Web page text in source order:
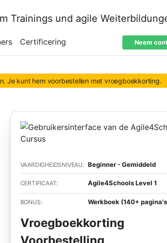
Certificering Neem
Je kunt hem voorbestellen met vroegboekkorting.
VAARDIGHEIDSNIVEAU: Beginner - Gemiddeld
CERTIFICAAT: Agile4Schools Level 1
BONUS: Werkboek (140+
Vroegboekkorting
Voorbestelling